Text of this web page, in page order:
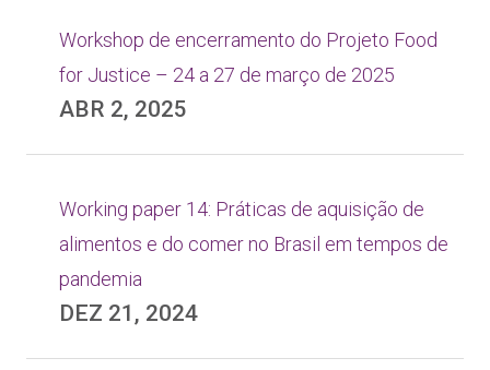
Workshop de encerramento do Projeto Food
for Justice – 24 a 27 de março de 2025
ABR 2, 2025
Working paper 14: Práticas de aquisição de
alimentos e do comer no Brasil em tempos de
pandemia
DEZ 21, 2024